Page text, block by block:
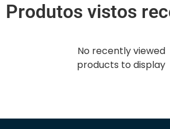
Produtos vistos
No recently viewed
products to display